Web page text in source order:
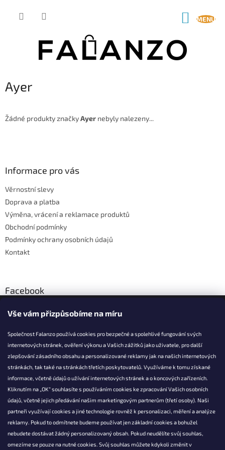
Vše vám přizpůsobíme na míru
Společnost Falanzo používá cookies pro bezpečné a spolehlivé fungování svých
internetových stránek, ověření výkonu a Vašich zážitků jako uživatele, pro další
zlepšování zásadního obsahu a personalizované reklamy jak na našich internetových
stránkách, tak také na stránkách třetích poskytovatelů. Využíváme k tomu získané
informace, včetně údajů o užívání internetových stránek a o koncových zařízeních.
Kliknutím na „OK“ souhlasíte s používáním cookies ke zpracování Vašich osobních
údajů, včetně jejich předávání našim marketingovým partnerům (třetí osoby). Naši
partneři využívají cookies a jiné technologie rovněž k personalizaci, měření a analýze
reklamy. Pokud to odmítnete budeme používat jen základní cookies a bohužel
nebudete dostávat žádný personalizovaný obsah. Pokud neudělíte svůj souhlas,
omezíme se pouze na nutné cookies. Svůj souhlas můžete kdykoli změnit v
Ayer
Žádné produkty značkyAyer nebyly nalezeny...
Informace pro vás
Věrnostní slevy
Doprava a platba
Výměna, vrácení a reklamace produktů
Obchodní podmínky
Podmínky ochrany osobních údajů
Kontakt
Facebook
KONTAKT
info@falanzo.cz
Falanzo.cz
FalanzoCZ